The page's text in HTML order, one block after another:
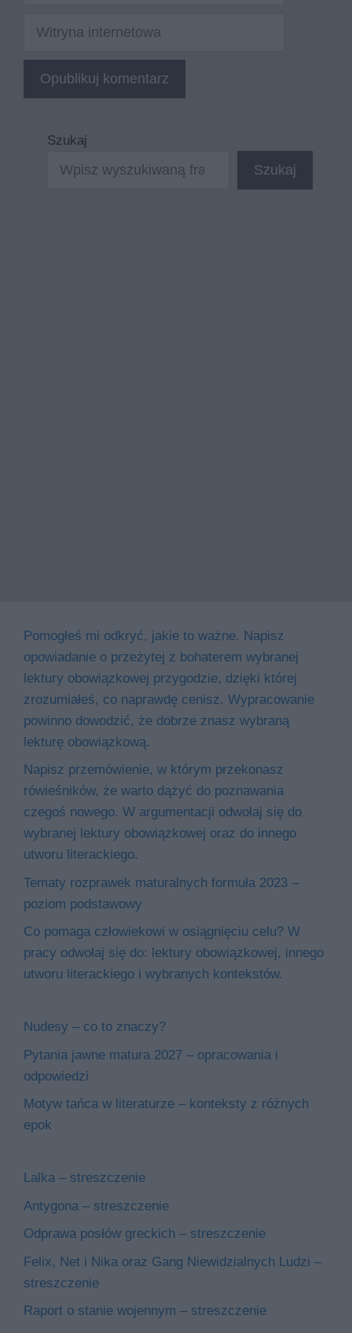
Witryna
internetowa
Szukaj
Szukaj
Pomogłeś mi odkryć, jakie to ważne. Napisz
opowiadanie o przeżytej z bohaterem wybranej
lektury obowiązkowej przygodzie, dzięki której
zrozumiałeś, co naprawdę cenisz. Wypracowanie
powinno dowodzić, że dobrze znasz wybraną
lekturę obowiązkową.
Napisz przemówienie, w którym przekonasz
rówieśników, że warto dążyć do poznawania
czegoś nowego. W argumentacji odwołaj się do
wybranej lektury obowiązkowej oraz do innego
utworu literackiego.
Tematy rozprawek maturalnych formuła 2023 –
poziom podstawowy
Co pomaga człowiekowi w osiągnięciu celu? W
pracy odwołaj się do: lektury obowiązkowej, innego
utworu literackiego i wybranych kontekstów.
Nudesy – co to znaczy?
Pytania jawne matura 2027 – opracowania i
odpowiedzi
Motyw tańca w literaturze – konteksty z różnych
epok
Lalka – streszczenie
Antygona – streszczenie
Odprawa posłów greckich – streszczenie
Felix, Net i Nika oraz Gang Niewidzialnych Ludzi –
streszczenie
Raport o stanie wojennym – streszczenie